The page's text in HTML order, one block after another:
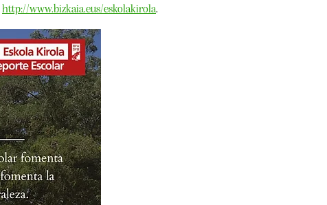
http://www.bizkaia.eus/eskolakirola.